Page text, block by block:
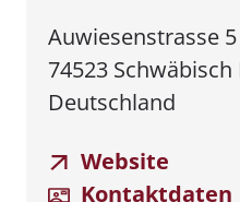
Auwiesenstrasse 5
74523 Schwäbisch
Deutschland
Website
Kontaktdaten